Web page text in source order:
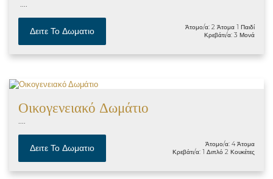
Δειτε Το Δωματιο
Άτομο/α: 2 Άτομα 1 Παιδί
Κρεβάτι/α: 3 Μονά
Οικογενειακό Δωμάτιο
....
Δειτε Το Δωματιο
Άτομο/α: 4 Άτομα
Κρεβάτι/α: 1 Διπλό 2 Κουκέτες